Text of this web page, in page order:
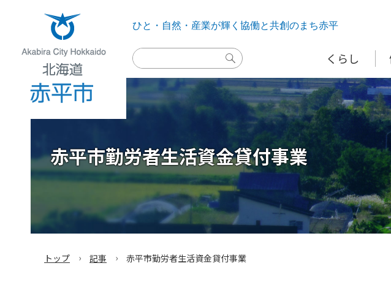
ひと・自然・産業が輝く 協働と共創のまち赤平
検
索
実
行
くらし
赤平市勤労者生活資金貸付事業
トップ › 記事 › 赤平市勤労者生活資金貸付事業